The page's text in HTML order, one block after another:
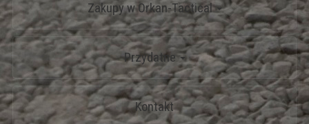
Zakupy w Orkan-Tactical
Przydatne
Kontakt